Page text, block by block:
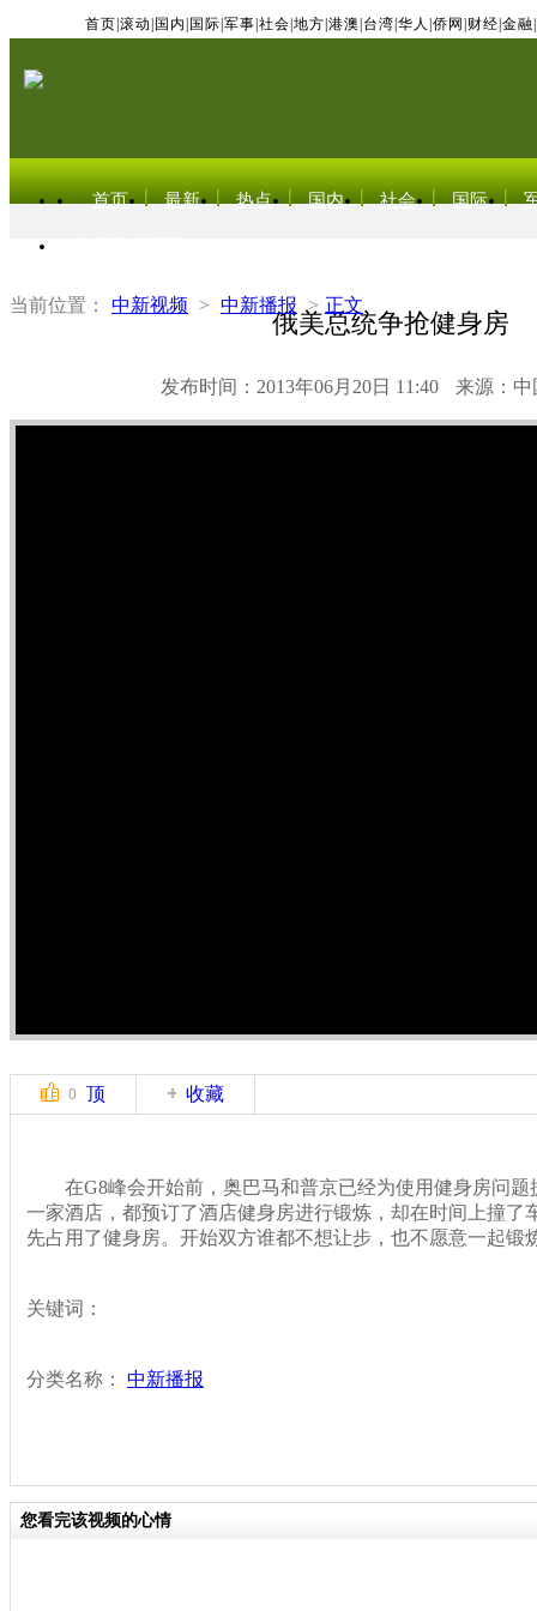
首页 滚动 国内 国际 军事 社会 地方 港澳 台湾 华人 侨网 财经 金融
首页 最新 热点 国内 社会 国际
当前位置： 中新视频 > 中新播报 > 正文
俄美总统争抢健身房
发布时间：2013年06月20日 11:40 来源：中
0 顶 收藏
在G8峰会开始前，奥巴马和普京已经为使用健身房问题
一家酒店，都预订了酒店健身房进行锻炼，却在时间上撞了
先占用了健身房。开始双方谁都不想让步，也不愿意一起锻
关键词：
分类名称： 中新播报
您看完该视频的心情